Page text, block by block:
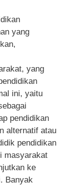
yang
yang
ini, yaitu
pendidikan
alternatif atau
pendidikan
masyarakat
ke
Banyak